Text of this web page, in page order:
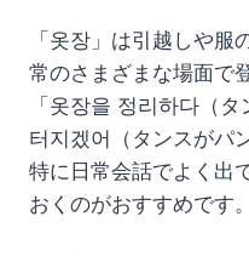
「옷장」は引越しや服
常のさまざまな場面で
「옷장을 정리하다（
터지겠어（タンスがパ
特に日常会話でよく出
おくのがおすすめです。